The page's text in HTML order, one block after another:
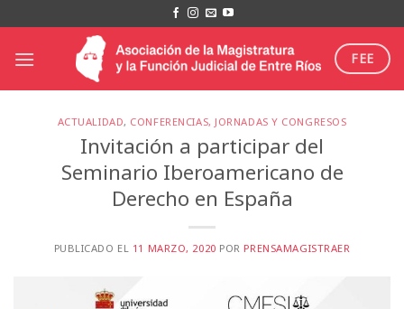
al
contenido
FEE
ACTUALIDAD, CONFERENCIAS, JORNADAS Y CONGRESOS
Invitación a participar del
Seminario Iberoamericano de
Derecho en España
PUBLICADO EL 11 MARZO, 2020 POR PRENSAMAGISTRAER